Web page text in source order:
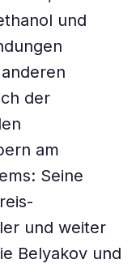
und
der
am
Seine
und weiter
Belyakov und